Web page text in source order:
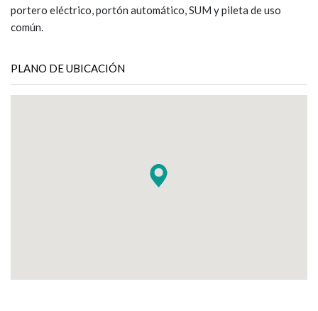
portero eléctrico, portón automático, SUM y pileta de uso
común.
PLANO DE UBICACIÓN